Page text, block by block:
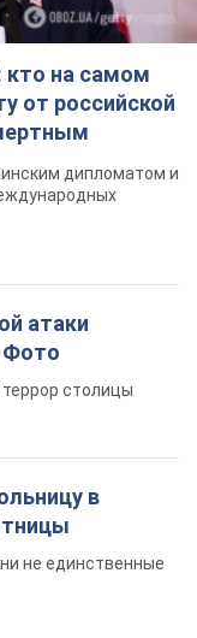
кто на самом
от российской
дипломатом и
атаки
Фото
столицы
в
не единственные